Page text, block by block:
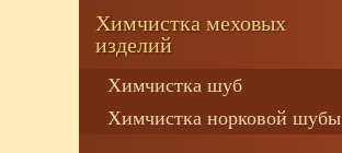
Химчистка меховых
изделий
Химчистка шуб
Химчистка норковой шубы